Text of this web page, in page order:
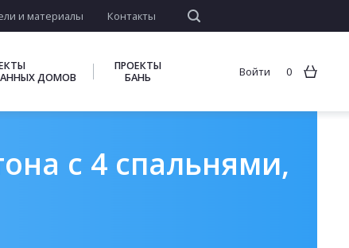
и материалы Контакты
ДОМОВ
ПРОЕКТЫ
БАНЬ
Войти 0
с 4 спальнями,